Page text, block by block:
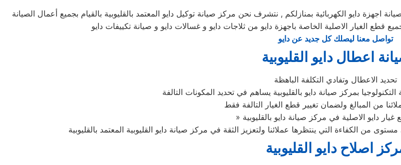
اجهزة دايو الكهربائية بمنازلكم , نتشرف نحن مركز صيانة توكيل دايو المعتمد بالقليوبية بالقيام بجميع أعمال الصيانة
قطع الغيار الاصلية الخاصة باجهزة دايو من ثلاجات دايو و غسالات دايو و صيانة تكييفات دايو
تواصل معنا ليصلك كل جديد عن دايو
اعطال دايو القليوبية
تحديد الاعطال وتفادي التكلفة الباهظة
بمركز صيانة دايو بالقليوبية يساهم في تحديد المكونات التالفة
من المبالغ ولضمان تغيير قطع الغيار التالفة فقط
اصلاح دايو القليوبية